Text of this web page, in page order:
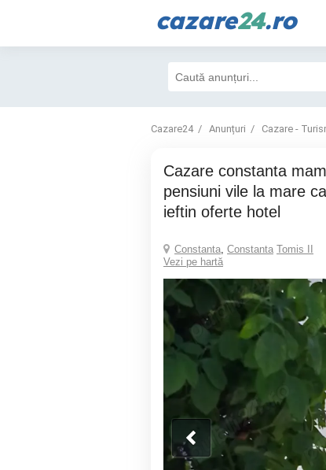
cazare24.ro
Cazare24 Anunțuri Cazare -
cazare constanta mamaia particular
pensiuni vile la mare
ieftin oferte hotel
Constanta, Constanta Tomis II
Vezi pe hartă